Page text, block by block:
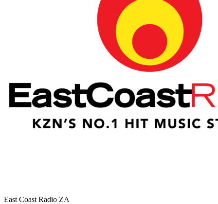
East Coast Radio ZA